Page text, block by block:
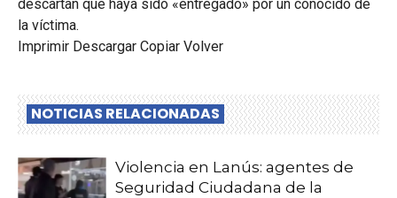
descartan que haya sido «entregado» por un conocido de
la víctima.
Imprimir Descargar Copiar Volver
NOTICIAS RELACIONADAS
Violencia en Lanús: agentes de
Seguridad Ciudadana de la